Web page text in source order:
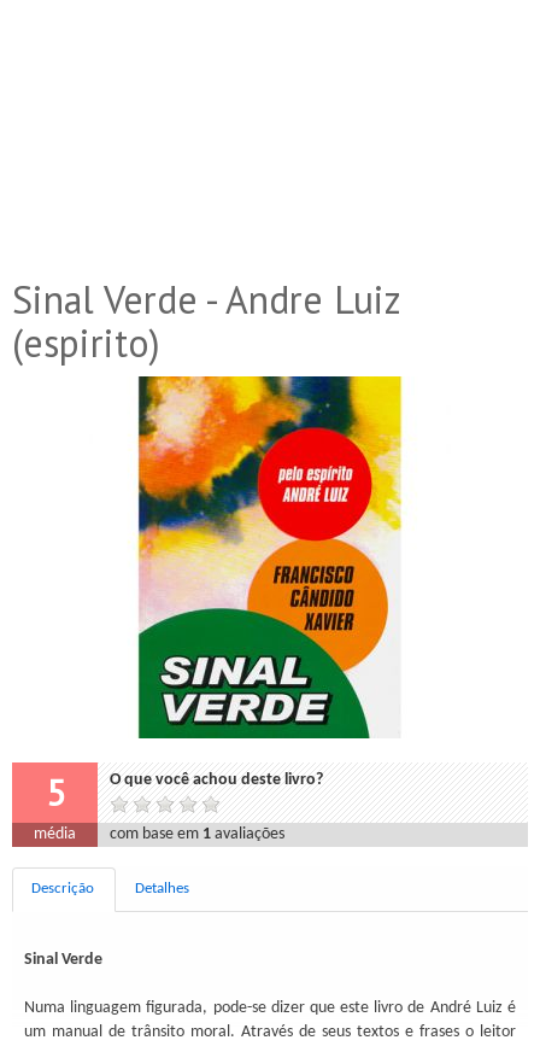
Sinal Verde - Andre Luiz
(espirito)
5 O que você achou deste livro?
média com base em 1 avaliações
Descrição Detalhes
Sinal Verde
Numa linguagem figurada, pode-se dizer que este livro de André Luiz é
um manual de trânsito moral. Através de seus textos e frases o leitor